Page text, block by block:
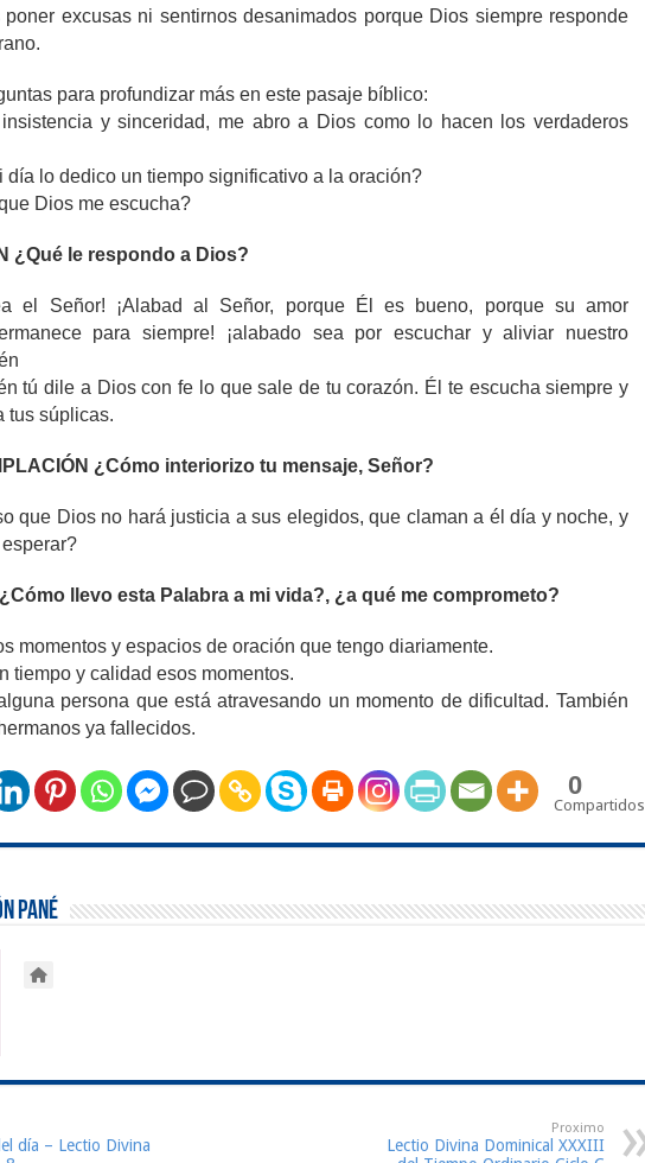
poner excusas ni sentirnos desanimados porque Dios siempre responde
para profundizar más en este pasaje bíblico:
y sinceridad, me abro a Dios como lo hacen los verdaderos
día lo dedico un tiempo significativo a la oración?
Dios me escucha?
¿Qué le respondo a Dios?
el Señor! ¡Alabad al Señor, porque Él es bueno, porque su amor
para siempre! ¡alabado sea por escuchar y aliviar nuestro
tú dile a Dios con fe lo que sale de tu corazón. Él te escucha siempre y
tus súplicas.
¿Cómo interiorizo tu mensaje, Señor?
que Dios no hará justicia a sus elegidos, que claman a él día y noche, y
llevo esta Palabra a mi vida?, ¿a qué me comprometo?
momentos y espacios de oración que tengo diariamente.
tiempo y calidad esos momentos.
persona que está atravesando un momento de dificultad. También
ya fallecidos.
0
Compartidos
Pané
día – Lectio Divina
Proximo
Lectio Divina Dominical XXXIII